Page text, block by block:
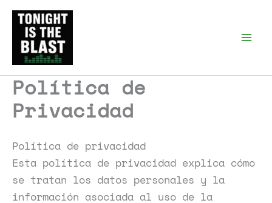
contenido
Política de
Privacidad
Política de privacidad
Esta política de privacidad explica cómo
se tratan los datos personales y la
información asociada al uso de la